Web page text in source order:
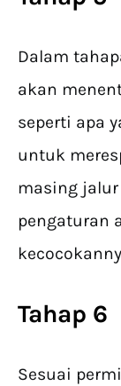
Dalam
akan
seperti apa
untuk
masing
pengaturan
Tahap 6
Sesuai